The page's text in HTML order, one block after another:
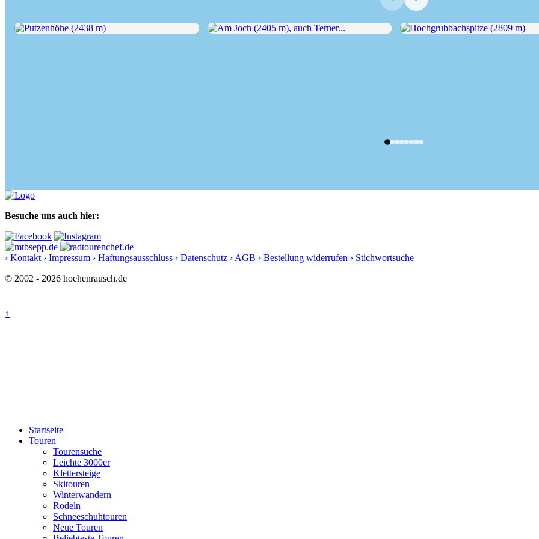
Besuche uns auch hier:
› Kontakt › Impressum › Haftungsausschluss › Datenschutz › AGB › Bestellung widerrufen › Stichwortsuche
© 2002 - 2026 hoehenrausch.de
↑
Startseite
Touren
Tourensuche
Leichte 3000er
Klettersteige
Skitouren
Winterwandern
Rodeln
Schneeschuhtouren
Neue Touren